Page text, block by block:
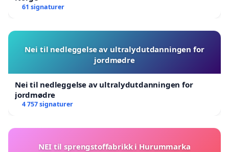
61 signaturer
Nei til nedleggelse av ultralydutdanningen for
jordmødre
Nei til nedleggelse av ultralydutdanningen for
jordmødre
4 757 signaturer
NEI til sprengstoffabrikk i Hurummarka